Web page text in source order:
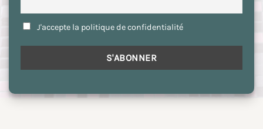
J'accepte la politique de confidentialité